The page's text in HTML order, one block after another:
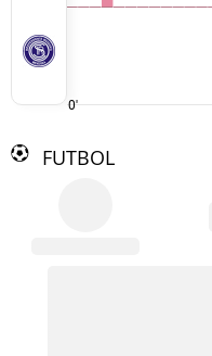
0'
FUTBOL